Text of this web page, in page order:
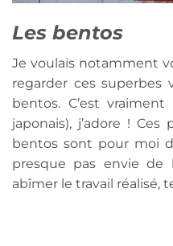
Les bentos
Je voulais notamment
regarder ces superbes
bentos. C’est
japonais), j’adore !
bentos sont pour moi
presque pas envie de
abîmer le travail réalisé,